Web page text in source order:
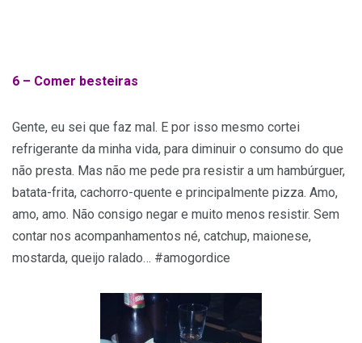
6 – Comer besteiras
Gente, eu sei que faz mal. E por isso mesmo cortei
refrigerante da minha vida, para diminuir o consumo do que
não presta. Mas não me pede pra resistir a um hambúrguer,
batata-frita, cachorro-quente e principalmente pizza. Amo,
amo, amo. Não consigo negar e muito menos resistir. Sem
contar nos acompanhamentos né, catchup, maionese,
mostarda, queijo ralado… #amogordice